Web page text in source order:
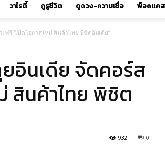
วาไรตี้ กูรูชีวิต ดูดวง-ความเชื่อ พ็อดแคส
ฟรี “เปิดโอกาสใหม่ สินค้าไทย พิชิตอินเดีย”
อินเดีย จัดคอร์ส
สินค้าไทย พิชิต
0
932